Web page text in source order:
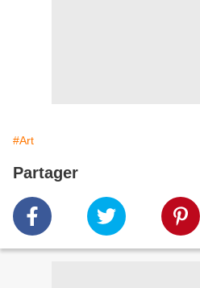
#Art
Partager